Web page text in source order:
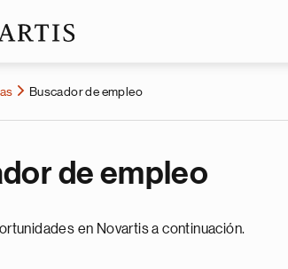
Buscador de empleo
de empleo
en Novartis a continuación.